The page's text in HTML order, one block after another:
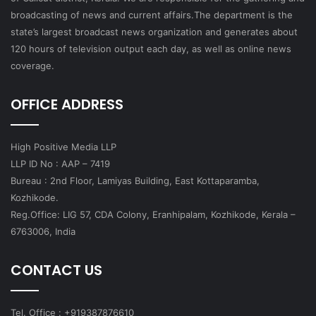
broadcasting of news and current affairs.The department is the
state’s largest broadcast news organization and generates about
120 hours of television output each day, as well as online news
coverage.
OFFICE ADDRESS
High Positive Media LLP
LLP ID No : AAP – 7419
Bureau : 2nd Floor, Lamiyas Building, East Kottaparamba,
Kozhikode.
Reg.Office: LIG 57, CDA Colony, Eranhipalam, Kozhikode, Kerala –
6763006, India
CONTACT US
Tel. Office : +919387876610